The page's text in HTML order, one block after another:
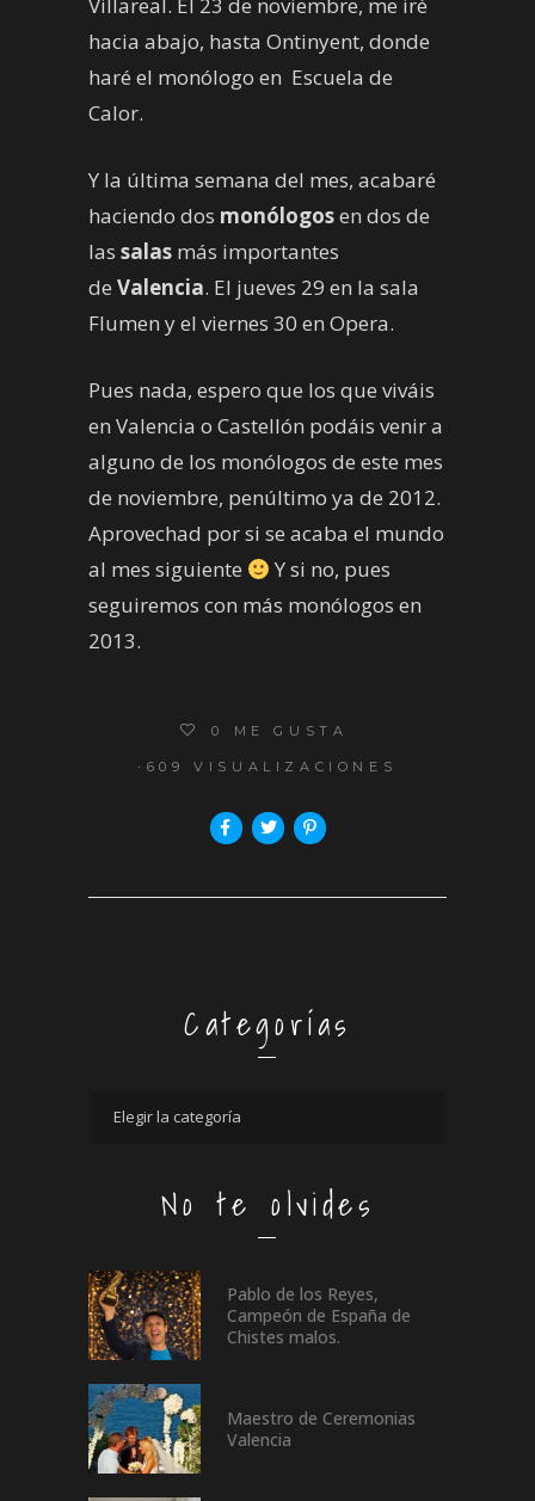
hacia abajo, hasta Ontinyent, donde
haré el monólogo en Escuela de
Calor.
Y la última semana del mes, acabaré
haciendo dos monólogosen dos de
las salas más importantes
de Valencia. El jueves 29 en la sala
Flumen y el viernes 30 en Opera.
Pues nada, espero que los que viváis
en Valencia o Castellón podáis venir a
alguno de los monólogos de este mes
de noviembre, penúltimo ya de 2012.
Aprovechad por si se acaba el mundo
al mes siguiente
Y si no, pues
seguiremos con más monólogos en
2013.
0 ME GUSTA
609 VISUALIZACIONES
Categorías
No te olvides
Pablo de los Reyes,
Campeón de España de
Chistes malos.
Maestro de Ceremonias
Valencia